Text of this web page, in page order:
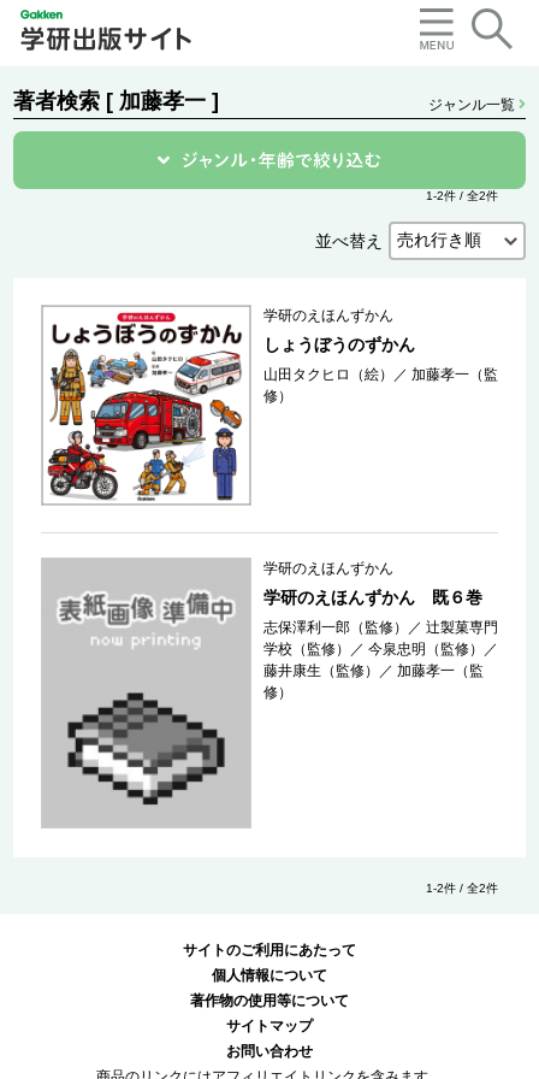
著者検索 [ 加藤孝一 ] ジャンル一覧
1-2件 / 全2件
並べ替え
学研のえほんずかん
しょうぼうのずかん
山田タクヒロ（絵） ／加藤孝一（監
修）
学研のえほんずかん
学研のえほんずかん 既６巻
志保澤利一郎（監修） ／辻製菓専門
学校（監修）
／今泉忠明（監修）
／
藤井康生（監修）
／加藤孝一（監
修）
1-2件 / 全2件
サイトのご利用にあたって
個人情報について
著作物の使用等について
サイトマップ
お問い合わせ